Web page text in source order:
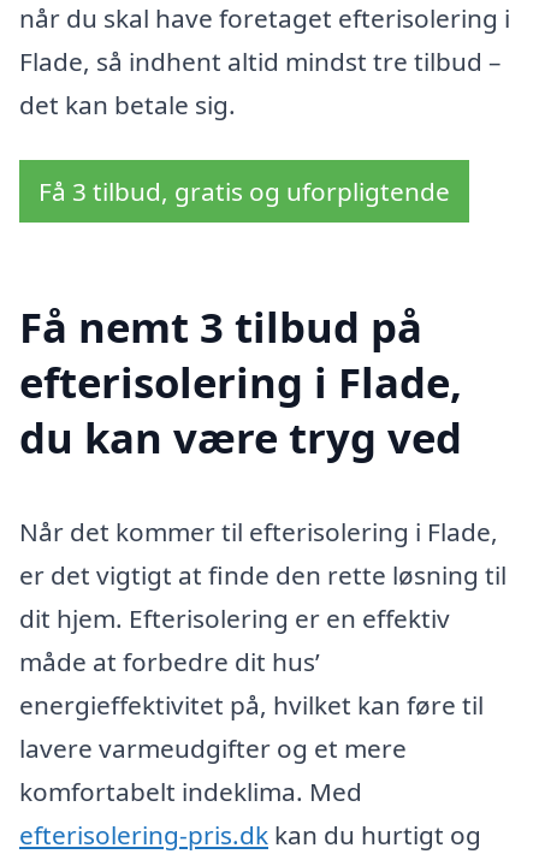
når du skal have foretaget efterisolering i
Flade, så indhent altid mindst tre tilbud –
det kan betale sig.
Få 3 tilbud, gratis og uforpligtende
Få nemt 3 tilbud på
efterisolering i Flade,
du kan være tryg ved
Når det kommer til efterisolering i Flade,
er det vigtigt at finde den rette løsning til
dit hjem. Efterisolering er en effektiv
måde at forbedre dit hus’
energieffektivitet på, hvilket kan føre til
lavere varmeudgifter og et mere
komfortabelt indeklima. Med
efterisolering-pris.dk kan du hurtigt og